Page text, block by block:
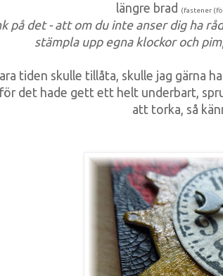
längre brad
(fastener
på det - att om du inte anser dig ha
stämpla upp egna klockor och
tiden skulle tillåta, skulle jag gärna
det hade gett ett helt underbart,
att torka, så